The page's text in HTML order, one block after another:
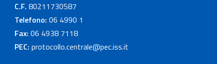
C.F. 80211730587
Telefono: 06 4990 1
Fax: 06 4938 7118
PEC: protocollo.centrale@pec.iss.it